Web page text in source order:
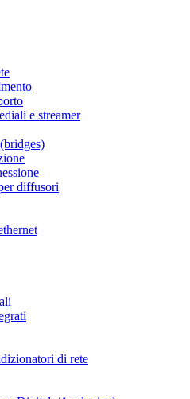
e streamer
diffusori
di rete